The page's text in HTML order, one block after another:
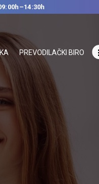
PREVODILAČKI BIRO